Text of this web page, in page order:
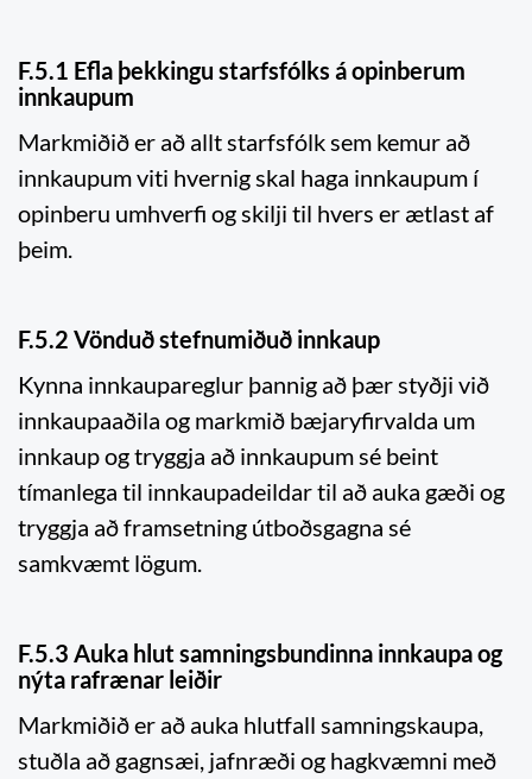
F.5.1 Efla þekkingu starfsfólks á opinberum
innkaupum
Markmiðið er að allt starfsfólk sem kemur að
innkaupum viti hvernig skal haga innkaupum í
opinberu umhverfi og skilji til hvers er ætlast af
þeim.
F.5.2 Vönduð stefnumiðuð innkaup
Kynna innkaupareglur þannig að þær styðji við
innkaupaaðila og markmið bæjaryfirvalda um
innkaup og tryggja að innkaupum sé beint
tímanlega til innkaupadeildar til að auka gæði og
tryggja að framsetning útboðsgagna sé
samkvæmt lögum.
F.5.3 Auka hlut samningsbundinna innkaupa og
nýta rafrænar leiðir
Markmiðið er að auka hlutfall samningskaupa,
stuðla að gagnsæi, jafnræði og hagkvæmni með